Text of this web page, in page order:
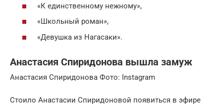
«К единственному нежному»,
«Школьный роман»,
«Девушка из Нагасаки».
Анастасия Спиридонова вышла замуж
Анастасия Спиридонова Фото: Instagram
Стоило Анастасии Спиридоновой появиться в эфире